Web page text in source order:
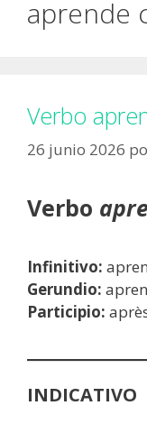
aprende
Verbo
26 junio 2026
Verbo
Infinitivo:
Gerundio:
Participio:
INDICATIVO